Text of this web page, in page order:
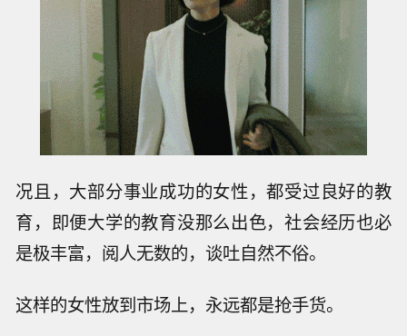
况且，大部分事业成功的女性，都受过良好的教
育，即便大学的教育没那么出色，社会经历也必
是极丰富，阅人无数的，谈吐自然不俗。
这样的女性放到市场上，永远都是抢手货。